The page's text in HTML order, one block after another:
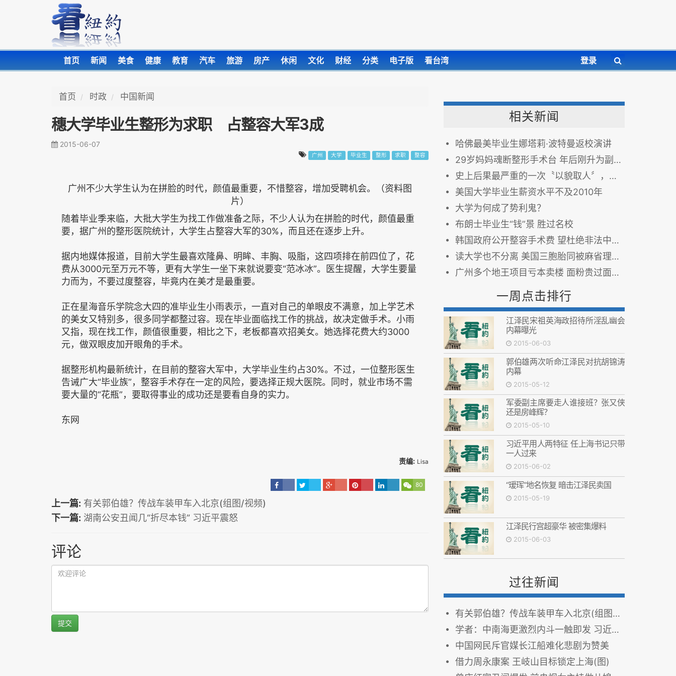
首页 新闻 美食 健康 教育 汽车 旅游 房产 休闲 文化 财经 分类 电子版 看台湾 登录
首页 时政 中国新闻
穗大学毕业生整形为求职 占整容大军3成
2015-06-07
广州 大学 毕业生 整形 求职 整容
广州不少大学生认为在拼脸的时代，颜值最重要，不惜整容，增加受聘机会。（资料图
片）
随着毕业季来临，大批大学生为找工作做准备之际，不少人认为在拼脸的时代，颜值最重
要，据广州的整形医院统计，大学生占整容大军的30%，而且还在逐步上升。
据内地媒体报道，目前大学生最喜欢隆鼻、明眸、丰胸、吸脂，这四项排在前四位了，花
费从3000元至万元不等，更有大学生一坐下来就说要变“范冰冰”。医生提醒，大学生要量
力而为，不要过度整容，毕竟内在美才是最重要。
正在星海音乐学院念大四的准毕业生小雨表示，一直对自己的单眼皮不满意，加上学艺术
的美女又特别多，很多同学都整过容。现在毕业面临找工作的挑战，故决定做手术。小雨
又指，现在找工作，颜值很重要，相比之下，老板都喜欢招美女。她选择花费大约3000
元，做双眼皮加开眼角的手术。
据整形机构最新统计，在目前的整容大军中，大学毕业生约占30%。不过，一位整形医生
告诫广大“毕业族”，整容手术存在一定的风险，要选择正规大医院。同时，就业市场不需
要大量的“花瓶”，要取得事业的成功还是要看自身的实力。
东网
责编: Lisa
80
上一篇: 有关郭伯雄？传战车装甲车入北京(组图/视频)
下一篇: 湖南公安丑闻几“折尽本钱” 习近平震怒
评论
提交
相关新闻
哈佛最美毕业生娜塔莉·波特曼返校演讲
29岁妈妈魂断整形手术台 年后刚升为副总
史上后果最严重的一次〝以貌取人〞，结局真让人震惊！
美国大学毕业生薪资水平不及2010年
大学为何成了势利鬼？
布朗士毕业生“钱”景 胜过名校
韩国政府公开整容手术费 望杜绝非法中介从中渔利
读大学也不分离 美国三胞胎同被麻省理工录取
广州多个地王项目亏本卖楼 面粉贵过面包难解套
一周点击排行
江泽民宋祖英海政招待所淫乱幽会
内幕曝光
2015-06-03
郭伯雄两次听命江泽民对抗胡锦涛
内幕
2015-05-12
军委副主席要走人谁接班？张又侠
还是房峰辉？
2015-05-10
习近平用人两特征 任上海书记只带
一人过来
2015-06-02
“瑷珲”地名恢复 暗击江泽民卖国
2015-05-19
江泽民行宫超豪华 被密集爆料
2015-06-03
过往新闻
有关郭伯雄？传战车装甲车入北京(组图/视频)
学者：中南海更激烈内斗一触即发 习近平破禁打江
中国网民斥官媒长江船难化悲剧为赞美
借力周永康案 王岐山目标锁定上海(图)